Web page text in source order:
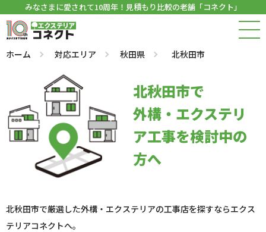
みなさまに愛されて10周年！見積もり比較の老舗「コネクト」
ホーム 対応エリア 秋田県 北秋田市
北秋田市で
外構・エクステリ
ア工事を検討中の
方へ
北秋田市で厳選した外構・エクステリアの工事店を探すならエクス
テリアコネクトへ。